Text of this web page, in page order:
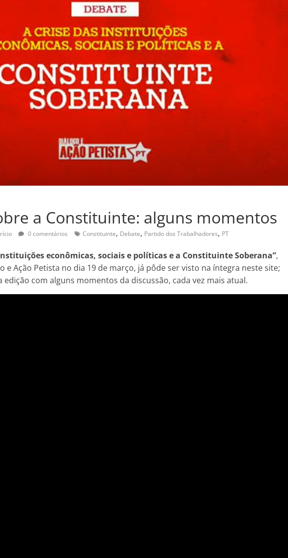
a Constituinte: alguns momentos
0 comentários Constituinte, Debate, Partido dos Trabalhadores, PT
econômicas, sociais e políticas e a Constituinte Soberana”,
e Ação Petista no dia 19 de março, já pôde ser visto na íntegra neste site;
edição com alguns momentos da discussão, cada vez mais atual.